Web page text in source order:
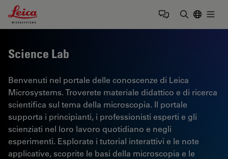
Leica Microsystems Logo
Science Lab
Benvenuti nel portale delle conoscenze di Leica
Microsystems. Troverete materiale didattico e di ricerca
scientifica sul tema della microscopia. Il portale
supporta i principianti, i professionisti esperti e gli
scienziati nel loro lavoro quotidiano e negli
esperimenti. Esplorate i tutorial interattivi e le note
applicative, scoprite le basi della microscopia e le